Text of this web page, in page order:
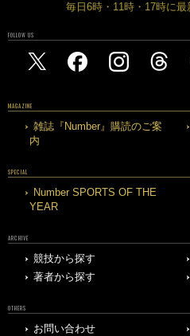
毎日6時・11時・17時に
FOLLOW US
MAGAZINE
雑誌『Number』購読のご案
内
SPECIAL
Number SPORTS OF THE
YEAR
ARCHIVE
競技から探す
著者から探す
OTHERS
お問い合わせ